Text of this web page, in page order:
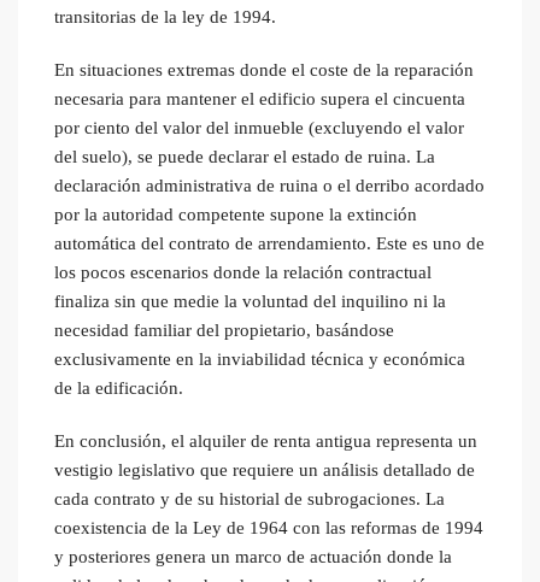
transitorias de la ley de 1994.
En situaciones extremas donde el coste de la reparación
necesaria para mantener el edificio supera el cincuenta
por ciento del valor del inmueble (excluyendo el valor
del suelo), se puede declarar el estado de ruina. La
declaración administrativa de ruina o el derribo acordado
por la autoridad competente supone la extinción
automática del contrato de arrendamiento. Este es uno de
los pocos escenarios donde la relación contractual
finaliza sin que medie la voluntad del inquilino ni la
necesidad familiar del propietario, basándose
exclusivamente en la inviabilidad técnica y económica
de la edificación.
En conclusión, el alquiler de renta antigua representa un
vestigio legislativo que requiere un análisis detallado de
cada contrato y de su historial de subrogaciones. La
coexistencia de la Ley de 1964 con las reformas de 1994
y posteriores genera un marco de actuación donde la